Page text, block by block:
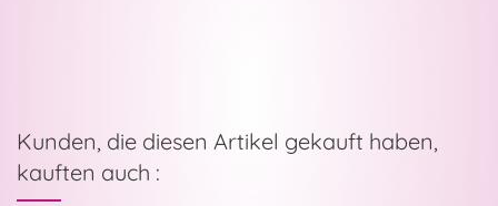
Kunden, die diesen Artikel gekauft haben,
kauften auch :